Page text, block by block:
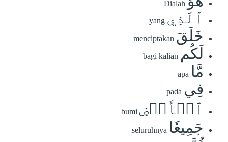
Dialah
ٱلَّذِي yang
خَلَقَ menciptakan
لَكُم bagi kalian
مَّا apa
فِي pada
ٱلۡأَرۡضِ bumi
جَمِيعٗا seluruhnya